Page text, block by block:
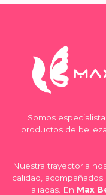
Somos
productos de
Nuestra trayectoria
calidad,
aliadas. En Max